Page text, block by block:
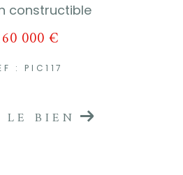
constructible
000 €
: PIC117
LE BIEN